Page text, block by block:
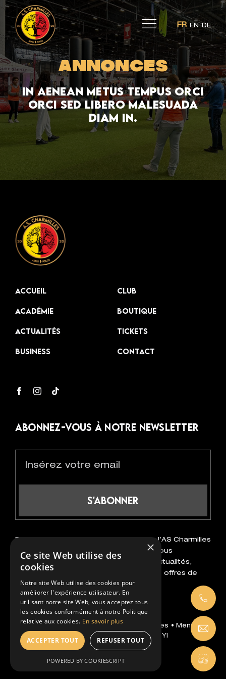
Skip
to
content
FR EN DE
Annonces
In aenean metus tempus orci
orci sed libero malesuada
diam in.
Accueil
Académie
Actualités
Business
Club
Boutique
Tickets
Contact
Abonnez-Vous À Notre Newsletter
S'abonner
Recevez les dernières informations de l’AS Charmilles
directement dans votre boîte mail ! En vous
abonnant, vous serez au courant des actualités,
matchs à venir, événements spéciaux et offres de
notre boutique.
© Tous droits réservés 2026 AS Charmilles • Mentions
légales et C.G.U
• Réalisé par YI
×
Ce site Web utilise des
cookies
Notre site Web utilise des cookies pour
améliorer l'expérience utilisateur. En
utilisant notre site Web, vous acceptez tous
les cookies conformément à notre Politique
relative aux cookies. En savoir plus
ACCEPTER TOUT REFUSER TOUT
POWERED BY COOKIESCRIPT